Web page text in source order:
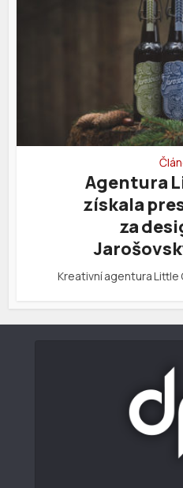
Agentura
získala
za
Kreativní agentura Little